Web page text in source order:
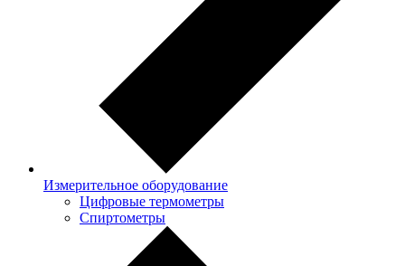
Измерительное оборудование
Цифровые термометры
Спиртометры